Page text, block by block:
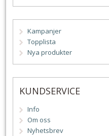
Kampanjer
Topplista
Nya produkter
KUNDSERVICE
Info
Om oss
Nyhetsbrev